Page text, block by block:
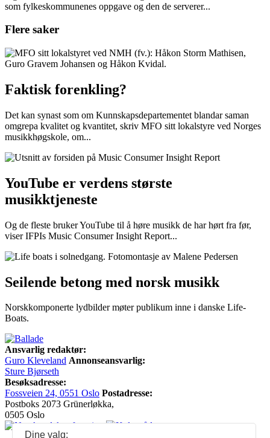
som fylkeskommunenes oppgave og den de serverer...
Flere saker
Faktisk forenkling?
Det kan synast som om Kunnskapsdepartementet blandar saman
omgrepa kvalitet og kvantitet, skriv MFO sitt lokalstyre ved Norges
musikkhøgskole, om...
YouTube er verdens største
musikktjeneste
Og de fleste bruker YouTube til å høre musikk de har hørt fra før,
viser IFPIs Music Consumer Insight Report...
Seilende betong med norsk musikk
Norskkomponerte lydbilder møter publikum inne i danske Life-
Boats.
Ansvarlig redaktør:
Guro Kleveland Annonseansvarlig:
Sture Bjørseth
Besøksadresse:
Fossveien 24, 0551 Oslo Postadresse:
Postboks 2073 Grünerløkka,
0505 Oslo
Dine valg: